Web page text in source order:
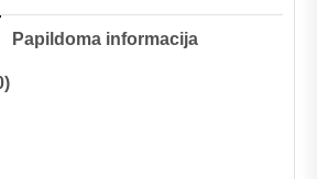
Papildoma informacija